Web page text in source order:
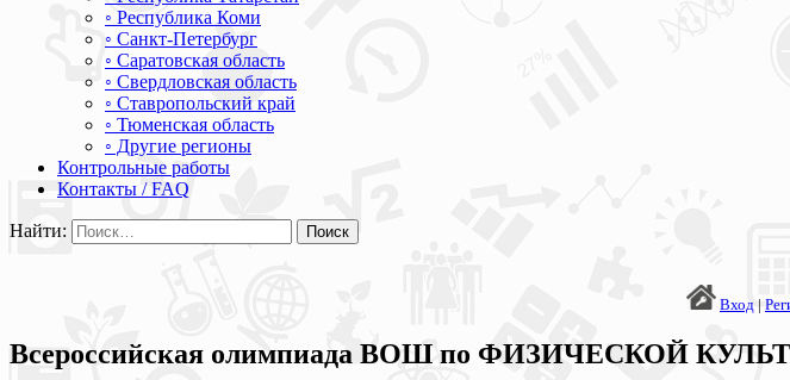
◦ Республика Коми
◦ Санкт-Петербург
◦ Саратовская область
◦ Свердловская область
◦ Ставропольский край
◦ Тюменская область
◦ Другие регионы
Контрольные работы
Контакты / FAQ
Найти:
Вход |
Всероссийская олимпиада ВОШ по ФИЗИЧЕСКОЙ